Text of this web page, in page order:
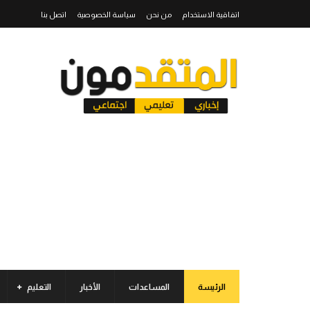
اتفاقية الاستخدام من نحن سياسة الخصوصية اتصل بنا
الرئيسة المساعدات الأخبار التعليم